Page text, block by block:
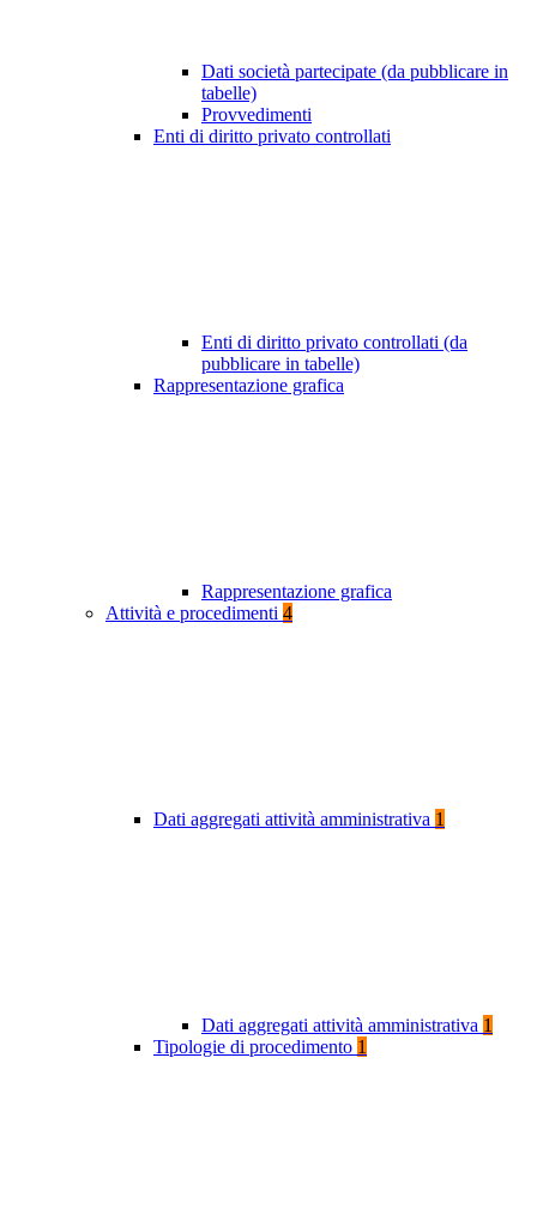
Dati società partecipate (da pubblicare in
tabelle)
Provvedimenti
Enti di diritto privato controllati
Enti di diritto privato controllati (da
pubblicare in tabelle)
Rappresentazione grafica
Rappresentazione grafica
Attività e procedimenti 4
Dati aggregati attività amministrativa 1
Dati aggregati attività amministrativa 1
Tipologie di procedimento 1